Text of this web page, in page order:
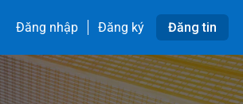
Đăng nhập Đăng ký Đăng tin